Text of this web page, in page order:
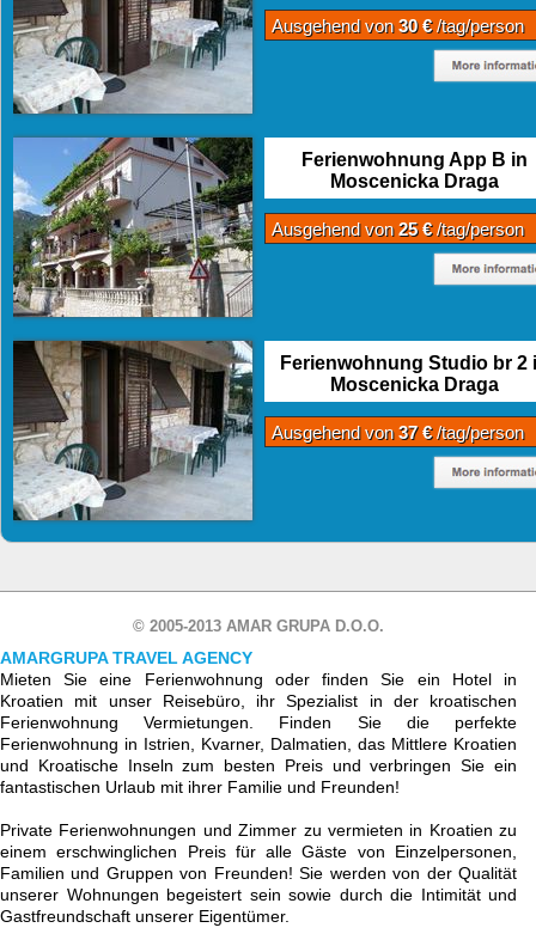
Ausgehend von30 €/tag/person
Ferienwohnung App B in
Moscenicka Draga
Ausgehend von25 €/tag/person
Ferienwohnung Studio br 2
Moscenicka Draga
Ausgehend von37 €/tag/person
© 2005-2013 AMAR GRUPA D.O.O.
AMARGRUPA TRAVEL AGENCY
Mieten Sie eine Ferienwohnung oder finden Sie ein Hotel in
Kroatien mit unser Reisebüro, ihr Spezialist in der kroatischen
Ferienwohnung Vermietungen. Finden Sie die perfekte
Ferienwohnung in Istrien, Kvarner, Dalmatien, das Mittlere Kroatien
und Kroatische Inseln zum besten Preis und verbringen Sie ein
fantastischen Urlaub mit ihrer Familie und Freunden!
Private Ferienwohnungen und Zimmer zu vermieten in Kroatien zu
einem erschwinglichen Preis für alle Gäste von Einzelpersonen,
Familien und Gruppen von Freunden! Sie werden von der Qualität
unserer Wohnungen begeistert sein sowie durch die Intimität und
Gastfreundschaft unserer Eigentümer.